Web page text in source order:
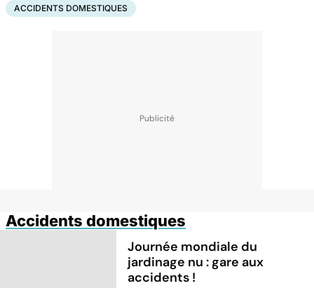
ACCIDENTS DOMESTIQUES
Accidents domestiques
Journée mondiale du
jardinage nu : gare aux
accidents !